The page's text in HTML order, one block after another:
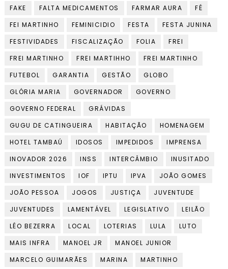
FAKE
FALTA MEDICAMENTOS FARMAR AURA
FÉ
FEI MARTINHO
FEMINICIDIO FESTA
FESTA JUNINA
FESTIVIDADES
FISCALIZAÇÃO FOLIA
FREI
FREI MARTINHO
FREI MARTIHHO
FREI MARTINHO
FUTEBOL
GARANTIA GESTÃO
GLOBO
GLÓRIA MARIA
GOVERNADOR
GOVERNO
GOVERNO FEDERAL
GRÁVIDAS
GUGU DE CATINGUEIRA
HABITAÇÃO
HOMENAGEM
HOTEL TAMBAÚ
IDOSOS IMPEDIDOS
IMPRENSA
INOVADOR 2026
INSS INTERCÂMBIO
INUSITADO
INVESTIMENTOS
IOF IPTU IPVA
JOÃO GOMES
JOÃO PESSOA
JOGOS JUSTIÇA
JUVENTUDE
JUVENTUDES
LAMENTÁVEL LEGISLATIVO
LEILÃO
LÉO BEZERRA
LOCAL LOTERIAS LULA
LUTO
MAIS INFRA
MANOEL JR
MANOEL JUNIOR
MARCELO GUIMARÃES
MARINA
MARTINHO